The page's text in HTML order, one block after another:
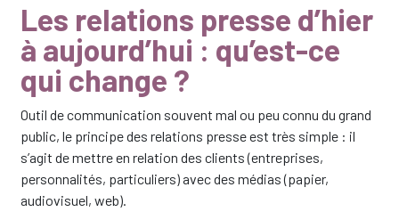
Les relations presse d’hier
à aujourd’hui : qu’est-ce
qui change ?
Outil de communication souvent mal ou peu connu du grand
public, le principe des relations presse est très simple : il
s’agit de mettre en relation des clients (entreprises,
personnalités, particuliers) avec des médias (papier,
audiovisuel, web).